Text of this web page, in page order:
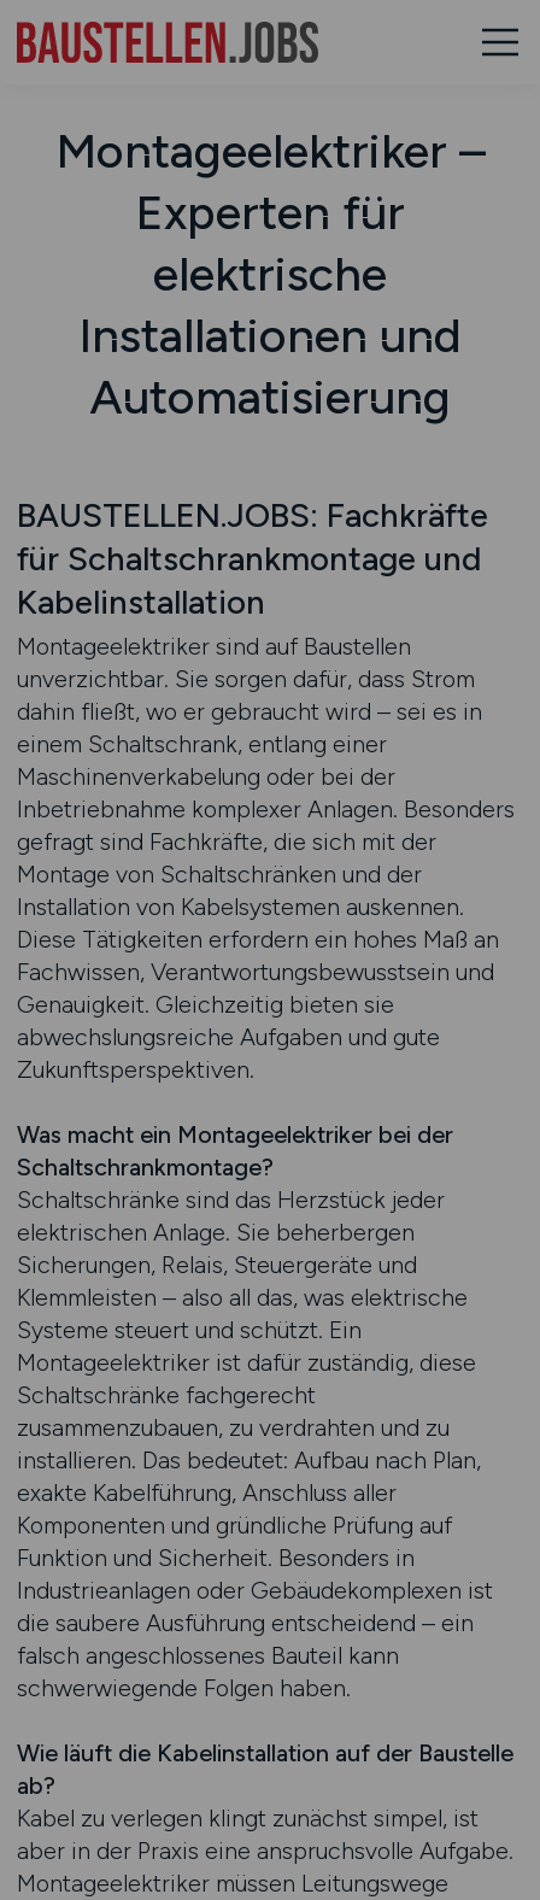
Montage­elektriker –
Experten für
elektrische
Installationen und
Automatisierung
BAUSTELLEN.JOBS: Fachkräfte
für Schaltschrankmontage und
Kabelinstallation
Montageelektriker sind auf Baustellen
unverzichtbar. Sie sorgen dafür, dass Strom
dahin fließt, wo er gebraucht wird – sei es in
einem Schaltschrank, entlang einer
Maschinenverkabelung oder bei der
Inbetriebnahme komplexer Anlagen. Besonders
gefragt sind Fachkräfte, die sich mit der
Montage von Schaltschränken und der
Installation von Kabelsystemen auskennen.
Diese Tätigkeiten erfordern ein hohes Maß an
Fachwissen, Verantwortungsbewusstsein und
Genauigkeit. Gleichzeitig bieten sie
abwechslungsreiche Aufgaben und gute
Zukunftsperspektiven.
Was macht ein Montageelektriker bei der
Schaltschrankmontage?
Schaltschränke sind das Herzstück jeder
elektrischen Anlage. Sie beherbergen
Sicherungen, Relais, Steuergeräte und
Klemmleisten – also all das, was elektrische
Systeme steuert und schützt. Ein
Montageelektriker ist dafür zuständig, diese
Schaltschränke fachgerecht
zusammenzubauen, zu verdrahten und zu
installieren. Das bedeutet: Aufbau nach Plan,
exakte Kabelführung, Anschluss aller
Komponenten und gründliche Prüfung auf
Funktion und Sicherheit. Besonders in
Industrieanlagen oder Gebäudekomplexen ist
die saubere Ausführung entscheidend – ein
falsch angeschlossenes Bauteil kann
schwerwiegende Folgen haben.
Wie läuft die Kabelinstallation auf der Baustelle
ab?
Kabel zu verlegen klingt zunächst simpel, ist
aber in der Praxis eine anspruchsvolle Aufgabe.
Montageelektriker müssen Leitungswege